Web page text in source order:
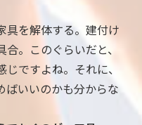
具を解体する。建付け
。このぐらいだと、
ですよね。それに、
ばいいのかも分からな